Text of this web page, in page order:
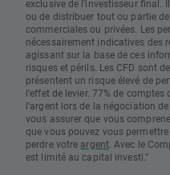
exclusive de l’investisseur
ou de distribuer tout ou partie
commerciales ou privées. Les
nécessairement indicatives des
agissant sur la base de ces
risques et périls. Les CFD sont
présentent un risque élevé de
l'effet de levier. 77% de
l'argent lors de la négociation
vous assurer que vous
que vous pouvez vous
perdre votre argent. Avec le
est limité au capital investi."